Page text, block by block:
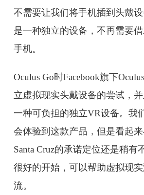
不需要让我们将手机插到头戴
是一种独立的设备，不再需要
手机。
Oculus Go时Facebook旗下
立虚拟现实头戴设备的尝试，
一种可负担的独立VR设备。我
会体验到这款产品，但是看起
Santa Cruz的承诺定位还是稍有
很好的开始，可以帮助虚拟现
流。